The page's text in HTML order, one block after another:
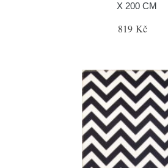
X 200 CM
819 Kč